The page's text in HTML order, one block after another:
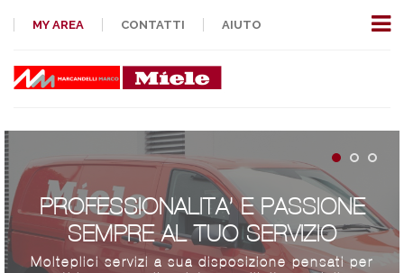
MY AREA CONTATTI AIUTO
PROFESSIONALITA’ E PASSIONE
SEMPRE AL TUO SERVIZIO
Molteplici servizi a sua disposizione pensati per